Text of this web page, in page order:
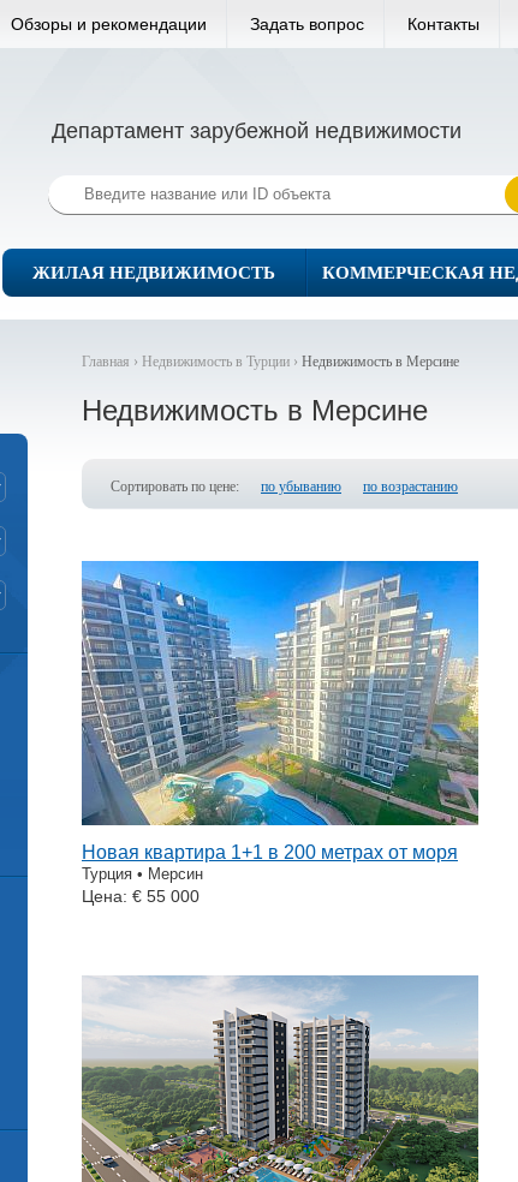
Обзоры и рекомендации Задать вопрос Контакты
Департамент зарубежной недвижимости
ЖИЛАЯ НЕДВИЖИМОСТЬ КОММЕРЧЕСКАЯ
Главная › Недвижимость в Турции › Недвижимость в Мерсине
Недвижимость в Мерсине
Сортировать по цене: по убыванию по возрастанию
Новая квартира 1+1 в 200 метрах от моря
Турция • Мерсин
Цена: € 55 000